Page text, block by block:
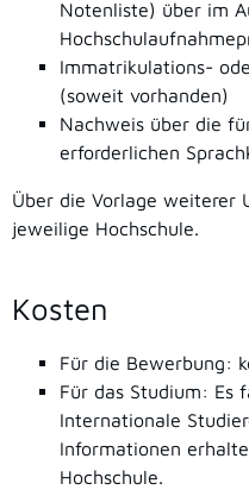
Notenliste) über im
Immatrikulations-
(soweit vorhanden)
Nachweis über die
erforderlichen
Über die Vorlage weiterer
jeweilige Hochschule.
Kosten
Für die Bewerbung:
Für das Studium: Es
Internationale
Informationen
Hochschule.